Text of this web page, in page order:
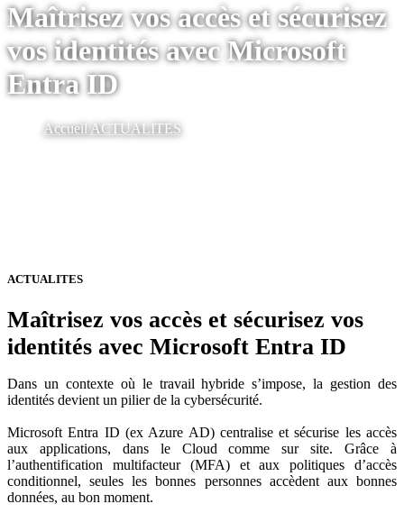
Maîtrisez vos accès et sécurisez
vos identités avec Microsoft
Entra ID
AccueilACTUALITES
ACTUALITES
Maîtrisez vos accès et sécurisez vos
identités avec Microsoft Entra ID
Dans un contexte où le travail hybride s’impose, la gestion des
identités devient un pilier de la cybersécurité.
Microsoft Entra ID (ex Azure AD) centralise et sécurise les accès
aux applications, dans le Cloud comme sur site. Grâce à
l’authentification multifacteur (MFA) et aux politiques d’accès
conditionnel, seules les bonnes personnes accèdent aux bonnes
données, au bon moment.